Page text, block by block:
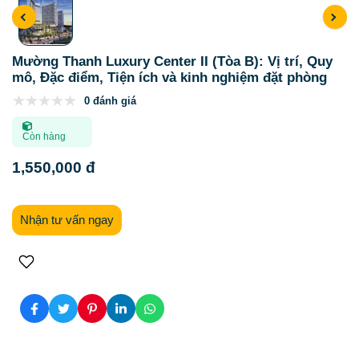
Mường Thanh Luxury Center II (Tòa B): Vị trí, Quy
mô, Đặc điểm, Tiện ích và kinh nghiệm đặt phòng
0 đánh giá
Còn hàng
1,550,000 đ
Nhận tư vấn ngay